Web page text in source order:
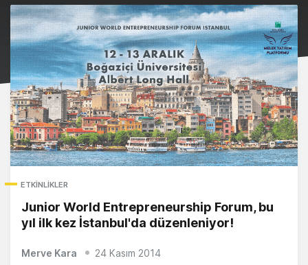
ETKINLIKLER
Junior World Entrepreneurship Forum, bu
yıl ilk kez İstanbul'da düzenleniyor!
Merve Kara 24 Kasım 2014